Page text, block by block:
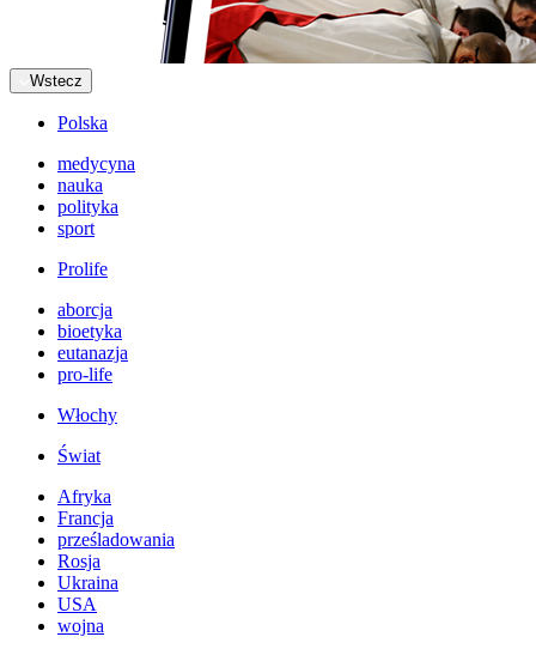
Wstecz
Polska
medycyna
nauka
polityka
sport
Prolife
aborcja
bioetyka
eutanazja
pro-life
Włochy
Świat
Afryka
Francja
prześladowania
Rosja
Ukraina
USA
wojna